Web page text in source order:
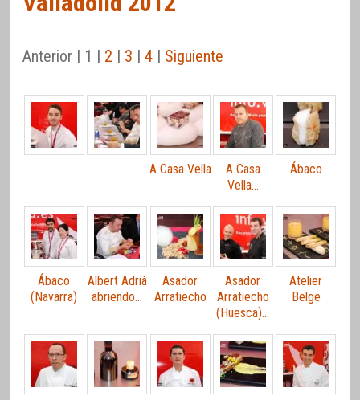
Anterior | 1 | 2 | 3 | 4 | Siguiente
A Casa Vella
A Casa
Vella…
Ábaco
Ábaco
(Navarra)
Albert Adrià
abriendo…
Asador
Arratiecho
Asador
Arratiecho
(Huesca)…
Atelier
Belge